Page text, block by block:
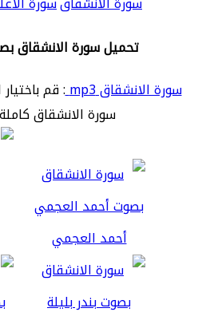
تحميل سورة الانشقاق
سورة الانشقاق mp3
: قم
سورة الانشقاق
أحمد العجمي